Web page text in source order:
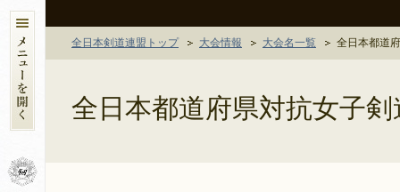
全日本剣道連盟トップ 大会情報 大会名一覧 全日本都道
全日本都道府県対抗女子